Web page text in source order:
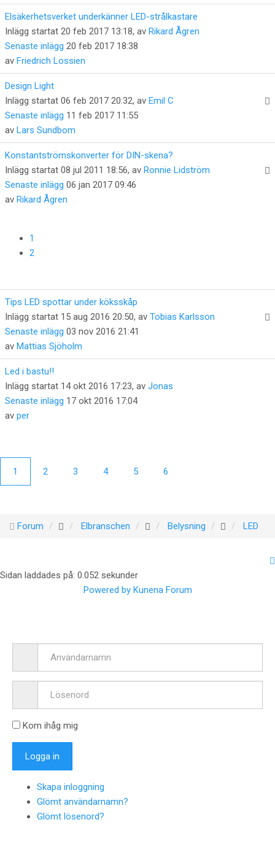
Elsäkerhetsverket underkänner LED-strålkastare
Inlägg startat 20 feb 2017 13:18, av Rikard Ågren
Senaste inlägg 20 feb 2017 18:38
av Friedrich Lossien
Design Light
Inlägg startat 06 feb 2017 20:32, av Emil C
Senaste inlägg 11 feb 2017 11:55
av Lars Sundbom
Konstantströmskonverter för DIN-skena?
Inlägg startat 08 jul 2011 18:56, av Ronnie Lidström
Senaste inlägg 06 jan 2017 09:46
av Rikard Ågren
1
2
Tips LED spottar under köksskåp
Inlägg startat 15 aug 2016 20:50, av Tobias Karlsson
Senaste inlägg 03 nov 2016 21:41
av Mattias Sjöholm
Led i bastu!!
Inlägg startat 14 okt 2016 17:23, av Jonas
Senaste inlägg 17 okt 2016 17:04
av per
1 2 3 4 5 6
Forum Elbranschen Belysning LED
Sidan laddades på: 0.052 sekunder
Powered by Kunena Forum
Kom ihåg mig
Skapa inloggning
Glömt användarnamn?
Glömt lösenord?